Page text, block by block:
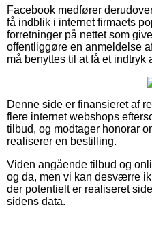
Facebook medfører
få indblik i internet firmaets
forretninger på nettet som
offentliggøre en anmeldelse
må benyttes til at få et indtryk
Denne side er finansieret af
flere internet webshops
tilbud, og modtager honorar
realiserer en bestilling.
Viden angående tilbud og
og da, men vi kan desværre
der potentielt er realiseret
sidens data.